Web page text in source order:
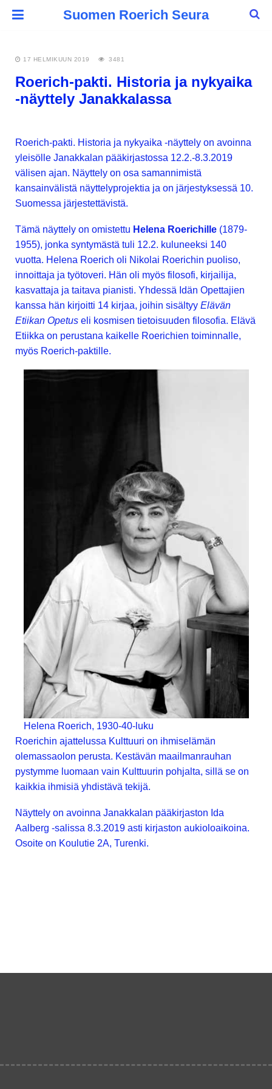
Suomen Roerich Seura
17 HELMIKUUN 2019 3481
Roerich-pakti. Historia ja nykyaika
-näyttely Janakkalassa
Roerich-pakti. Historia ja nykyaika -näyttely on avoinna
yleisölle Janakkalan pääkirjastossa 12.2.-8.3.2019
välisen ajan. Näyttely on osa samannimistä
kansainvälistä näyttelyprojektia ja on järjestyksessä 10.
Suomessa järjestettävistä.
Tämä näyttely on omistettu Helena Roerichille (1879-
1955), jonka syntymästä tuli 12.2. kuluneeksi 140
vuotta. Helena Roerich oli Nikolai Roerichin puoliso,
innoittaja ja työtoveri. Hän oli myös filosofi, kirjailija,
kasvattaja ja taitava pianisti. Yhdessä Idän Opettajien
kanssa hän kirjoitti 14 kirjaa, joihin sisältyy Elävän
Etiikan Opetus eli kosmisen tietoisuuden filosofia. Elävä
Etiikka on perustana kaikelle Roerichien toiminnalle,
myös Roerich-paktille.
Helena Roerich, 1930-40-luku
Roerichin ajattelussa Kulttuuri on ihmiselämän
olemassaolon perusta. Kestävän maailmanrauhan
pystymme luomaan vain Kulttuurin pohjalta, sillä se on
kaikkia ihmisiä yhdistävä tekijä.
Näyttely on avoinna Janakkalan pääkirjaston Ida
Aalberg -salissa 8.3.2019 asti kirjaston aukioloaikoina.
Osoite on Koulutie 2A, Turenki.